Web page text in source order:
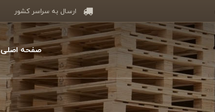
ارسال به سراسر کشور
صفحه اصلی